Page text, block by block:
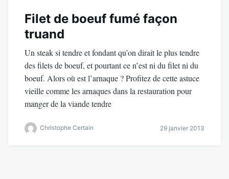
Filet de boeuf fumé façon
truand
Un steak si tendre et fondant qu’on dirait le plus tendre
des filets de boeuf, et pourtant ce n’est ni du filet ni du
boeuf. Alors où est l’arnaque ? Profitez de cette astuce
vieille comme les arnaques dans la restauration pour
manger de la viande tendre
Christophe Certain 29 janvier 2013